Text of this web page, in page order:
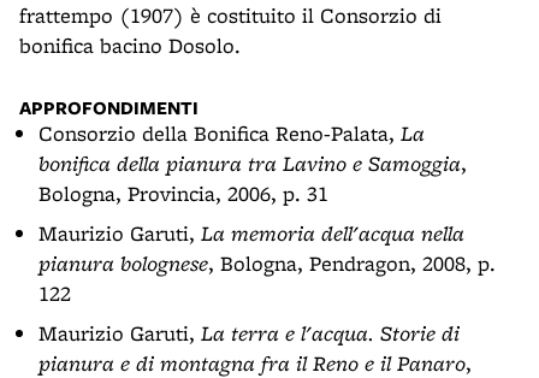
frattempo (1907) è costituito il Consorzio di
bonifica bacino Dosolo.
APPROFONDIMENTI
Consorzio della Bonifica Reno-Palata, La
bonifica della pianura tra Lavino e Samoggia,
Bologna, Provincia, 2006, p. 31
Maurizio Garuti, La memoria dell'acqua nella
pianura bolognese, Bologna, Pendragon, 2008, p.
122
Maurizio Garuti, La terra e l'acqua. Storie di
pianura e di montagna fra il Reno e il Panaro,